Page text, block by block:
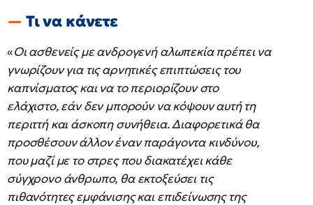
Τι να κάνετε
«Οι ασθενείς με ανδρογενή αλωπεκία πρέπει να
γνωρίζουν για τις αρνητικές επιπτώσεις του
καπνίσματος και να το περιορίζουν στο
ελάχιστο, εάν δεν μπορούν να κόψουν αυτή τη
περιττή και άσκοπη συνήθεια. Διαφορετικά θα
προσθέσουν άλλον έναν παράγοντα κινδύνου,
που μαζί με το στρες που διακατέχει κάθε
σύγχρονο άνθρωπο, θα εκτοξεύσει τις
πιθανότητες εμφάνισης και επιδείνωσης της